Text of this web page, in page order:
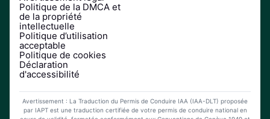
Politique de la DMCA et
de la propriété
intellectuelle
Politique d’utilisation
acceptable
Politique de cookies
Déclaration
d'accessibilité
Avertissement : La Traduction du Permis de Conduire IAA (IAA-DLT) proposée
par IAPT est une traduction certifiée de votre permis de conduire national en